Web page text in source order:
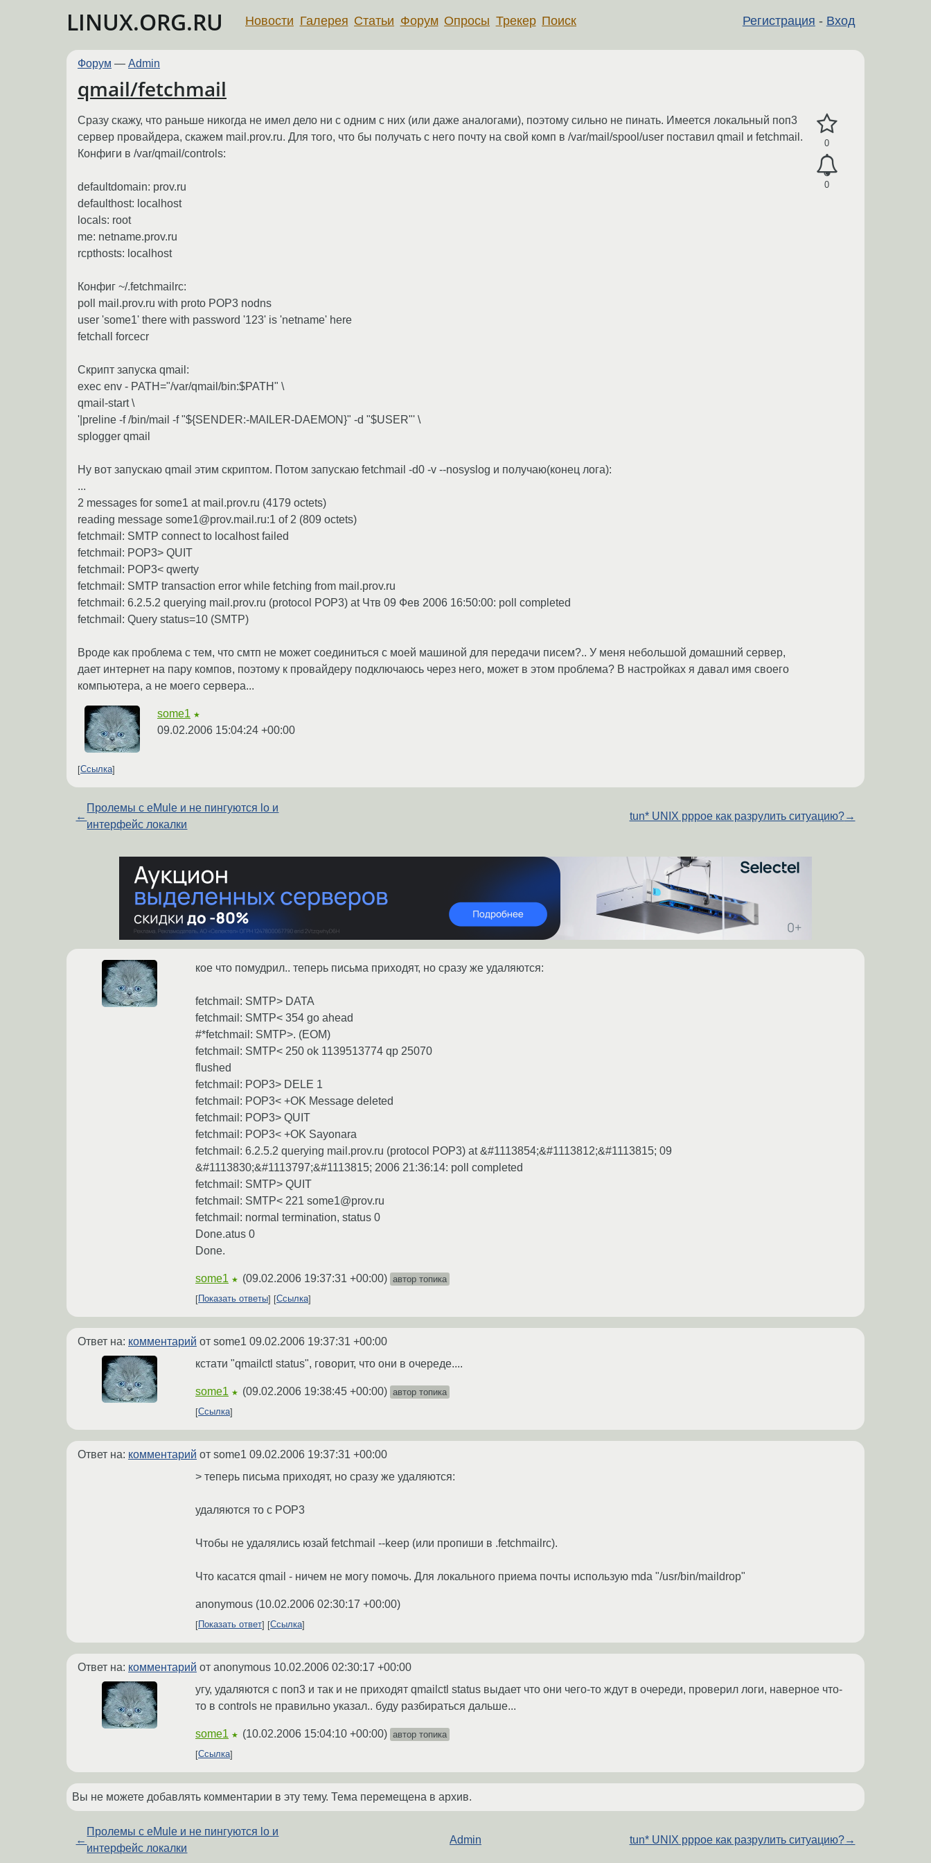
LINUX.ORG.RU Регистрация - Вход
Новости Галерея Статьи Форум Опросы Трекер Поиск
Форум — Admin
qmail/fetchmail
0
0
Сразу скажу, что раньше никогда не имел дело ни с одним с них (или даже аналогами), поэтому сильно не пинать. Имеется локальный поп3
сервер провайдера, скажем mail.prov.ru. Для того, что бы получать с него почту на свой комп в /var/mail/spool/user поставил qmail и fetchmail.
Конфиги в /var/qmail/controls:
defaultdomain: prov.ru
defaulthost: localhost
locals: root
me: netname.prov.ru
rcpthosts: localhost
Конфиг ~/.fetchmailrc:
poll mail.prov.ru with proto POP3 nodns
user 'some1' there with password '123' is 'netname' here
fetchall forcecr
Скрипт запуска qmail:
exec env - PATH="/var/qmail/bin:$PATH" \
qmail-start \
'|preline -f /bin/mail -f "${SENDER:-MAILER-DAEMON}" -d "$USER"' \
splogger qmail
Ну вот запускаю qmail этим скриптом. Потом запускаю fetchmail -d0 -v --nosyslog и получаю(конец лога):
...
2 messages for some1 at mail.prov.ru (4179 octets)
reading message some1@prov.mail.ru:1 of 2 (809 octets)
fetchmail: SMTP connect to localhost failed
fetchmail: POP3> QUIT
fetchmail: POP3< qwerty
fetchmail: SMTP transaction error while fetching from mail.prov.ru
fetchmail: 6.2.5.2 querying mail.prov.ru (protocol POP3) at Чтв 09 Фев 2006 16:50:00: poll completed
fetchmail: Query status=10 (SMTP)
Вроде как проблема с тем, что смтп не может соединиться с моей машиной для передачи писем?.. У меня небольшой домашний сервер,
дает интернет на пару компов, поэтому к провайдеру подключаюсь через него, может в этом проблема? В настройках я давал имя своего
компьютера, а не моего сервера...
some1 ★
09.02.2006 15:04:24 +00:00
Ссылка
←
Пролемы с eMule и не пингуются lo и
интерфейс локалки
tun* UNIX pppoe как разрулить ситуацию?→
кое что помудрил.. теперь письма приходят, но сразу же удаляются:
fetchmail: SMTP> DATA
fetchmail: SMTP< 354 go ahead
#*fetchmail: SMTP>. (EOM)
fetchmail: SMTP< 250 ok 1139513774 qp 25070
flushed
fetchmail: POP3> DELE 1
fetchmail: POP3< +OK Message deleted
fetchmail: POP3> QUIT
fetchmail: POP3< +OK Sayonara
fetchmail: 6.2.5.2 querying mail.prov.ru (protocol POP3) at &#1113854;&#1113812;&#1113815; 09
&#1113830;&#1113797;&#1113815; 2006 21:36:14: poll completed
fetchmail: SMTP> QUIT
fetchmail: SMTP< 221 some1@prov.ru
fetchmail: normal termination, status 0
Done.atus 0
Done.
some1 ★ (09.02.2006 19:37:31 +00:00) автор топика
Показать ответы
Ссылка
Ответ на: комментарий от some1 09.02.2006 19:37:31 +00:00
кстати "qmailctl status", говорит, что они в очереде....
some1 ★ (09.02.2006 19:38:45 +00:00) автор топика
Ссылка
Ответ на: комментарий от some1 09.02.2006 19:37:31 +00:00
> теперь письма приходят, но сразу же удаляются:
удаляются то с POP3
Чтобы не удалялись юзай fetchmail --keep (или пропиши в .fetchmailrc).
Что касатся qmail - ничем не могу помочь. Для локального приема почты использую mda "/usr/bin/maildrop"
anonymous (10.02.2006 02:30:17 +00:00)
Показать ответ Ссылка
Ответ на: комментарий от anonymous 10.02.2006 02:30:17 +00:00
угу, удаляются с поп3 и так и не приходят qmailctl status выдает что они чего-то ждут в очереди, проверил логи, наверное что-
то в controls не правильно указал.. буду разбираться дальше...
some1 ★ (10.02.2006 15:04:10 +00:00) автор топика
Ссылка
Вы не можете добавлять комментарии в эту тему. Тема перемещена в архив.
←
Пролемы с eMule и не пингуются lo и
интерфейс локалки
Admin tun* UNIX pppoe как разрулить ситуацию?→